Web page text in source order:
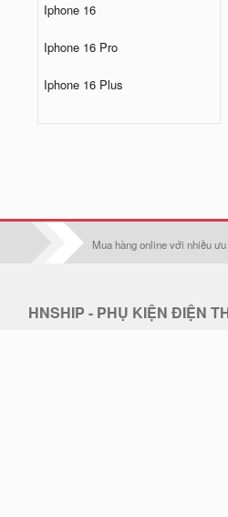
Iphone 16
Iphone 16 Pro
Iphone 16 Plus
Iphone 16 Pro Max
Iphone 17 Air
Oppo F1S/A59
Mua hàng online với nhiều
HNSHIP - PHỤ KIỆN ĐIỆN